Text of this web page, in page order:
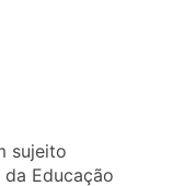
sujeito
Educação